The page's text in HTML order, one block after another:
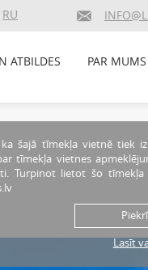
RU
ATBILDES PAR MUMS
šajā tīmekļa vietnē tiek
tīmekļa vietnes
Turpinot lietot šo
Lasīt